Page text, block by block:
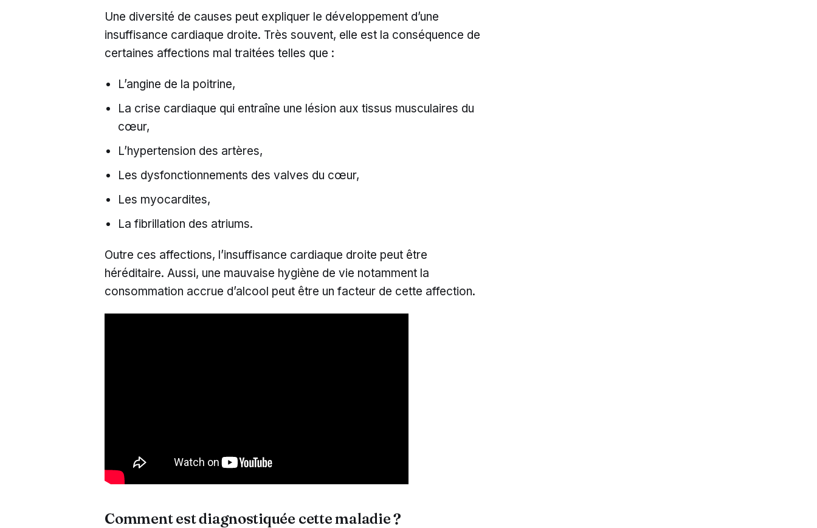
Une diversité de causes peut expliquer le développement d’une
insuffisance cardiaque droite. Très souvent, elle est la conséquence de
certaines affections mal traitées telles que :
L’angine de la poitrine,
La crise cardiaque qui entraîne une lésion aux tissus musculaires du
cœur,
L’hypertension des artères,
Les dysfonctionnements des valves du cœur,
Les myocardites,
La fibrillation des atriums.
Outre ces affections, l’insuffisance cardiaque droite peut être
héréditaire. Aussi, une mauvaise hygiène de vie notamment la
consommation accrue d’alcool peut être un facteur de cette affection.
Comment est diagnostiquée cette maladie ?